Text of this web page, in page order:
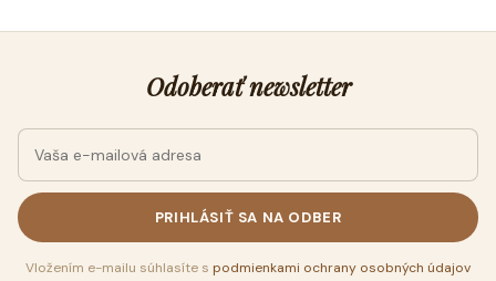
Odoberať newsletter
PRIHLÁSIŤ SA NA ODBER
Vložením e-mailu súhlasíte s podmienkami ochrany osobných údajov